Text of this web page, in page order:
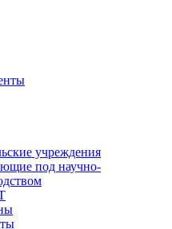
учреждения
под научно-